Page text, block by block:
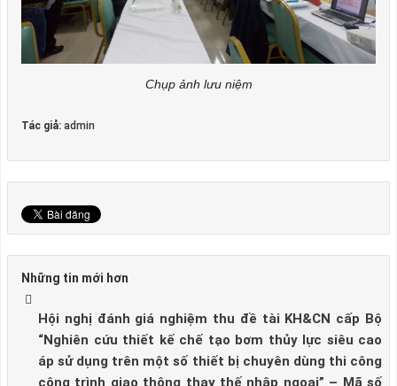
Chụp ảnh lưu niệm
Tác giả: admin
Những tin mới hơn
Hội nghị đánh giá nghiệm thu đề tài KH&CN cấp Bộ
“Nghiên cứu thiết kế chế tạo bơm thủy lực siêu cao
áp sử dụng trên một số thiết bị chuyên dùng thi công
công trình giao thông thay thế nhập ngoại” – Mã số